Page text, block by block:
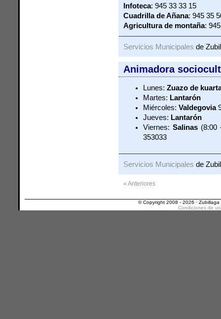
Infoteca: 945 33 33 15
Cuadrilla de Añana: 945 35
Agricultura de montaña:
Servicios Municipales de
Animadora
Lunes: Zuazo de
Martes: Lantarón
Miércoles: Valdegovia
Jueves: Lantarón
Viernes: Salinas (8:00
353033
Servicios Municipales de
« Anteriores
© Copyright 2008 - 2026 ·
Condiciones de